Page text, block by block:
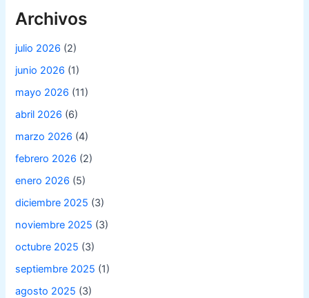
Archivos
julio 2026 (2)
junio 2026 (1)
mayo 2026 (11)
abril 2026 (6)
marzo 2026 (4)
febrero 2026 (2)
enero 2026 (5)
diciembre 2025 (3)
noviembre 2025 (3)
octubre 2025 (3)
septiembre 2025 (1)
agosto 2025 (3)